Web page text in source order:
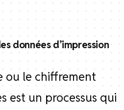
données d’impression
ou le chiffrement
est un processus qui